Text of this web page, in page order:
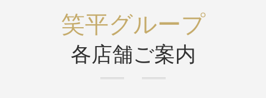
笑平グループ
各店舗ご案内